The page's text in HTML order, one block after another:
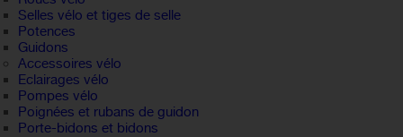
Selles vélo et tiges de selle
Potences
Guidons
Accessoires vélo
Eclairages vélo
Pompes vélo
Poignées et rubans de guidon
Porte-bidons et bidons